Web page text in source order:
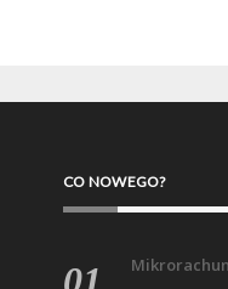
CO NOWEGO?